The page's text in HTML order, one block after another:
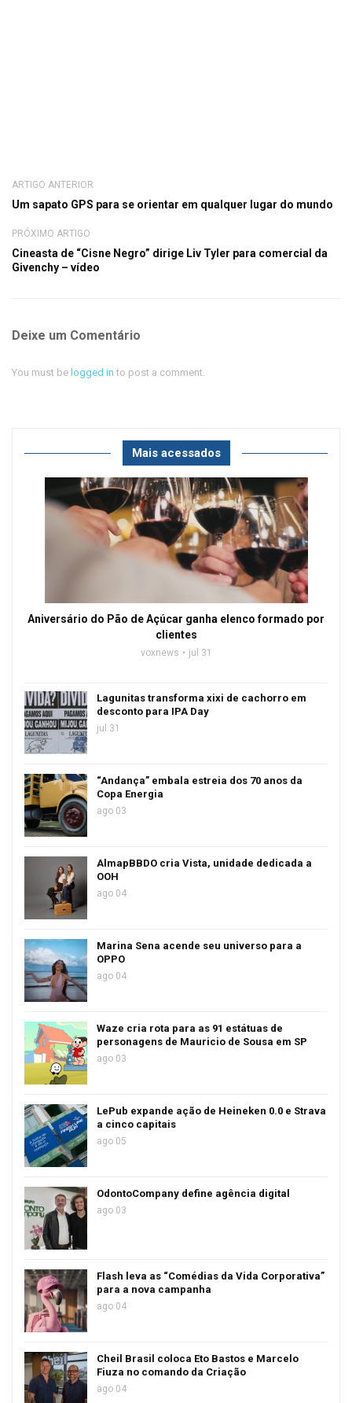
ARTIGO ANTERIOR
Um sapato GPS para se orientar em qualquer lugar do mundo
PRÓXIMO ARTIGO
Cineasta de “Cisne Negro” dirige Liv Tyler para comercial da
Givenchy – vídeo
Deixe um Comentário
You must be logged in to post a comment.
Mais acessados
Aniversário do Pão de Açúcar ganha elenco formado por
clientes
voxnews jul 31
Lagunitas transforma xixi de cachorro em
desconto para IPA Day
jul 31
“Andança” embala estreia dos 70 anos da
Copa Energia
ago 03
AlmapBBDO cria Vista, unidade dedicada a
OOH
ago 04
Marina Sena acende seu universo para a
OPPO
ago 04
Waze cria rota para as 91 estátuas de
personagens de Mauricio de Sousa em SP
ago 03
LePub expande ação de Heineken 0.0 e Strava
a cinco capitais
ago 05
OdontoCompany define agência digital
ago 03
Flash leva as “Comédias da Vida Corporativa”
para a nova campanha
ago 04
Cheil Brasil coloca Eto Bastos e Marcelo
Fiuza no comando da Criação
ago 04